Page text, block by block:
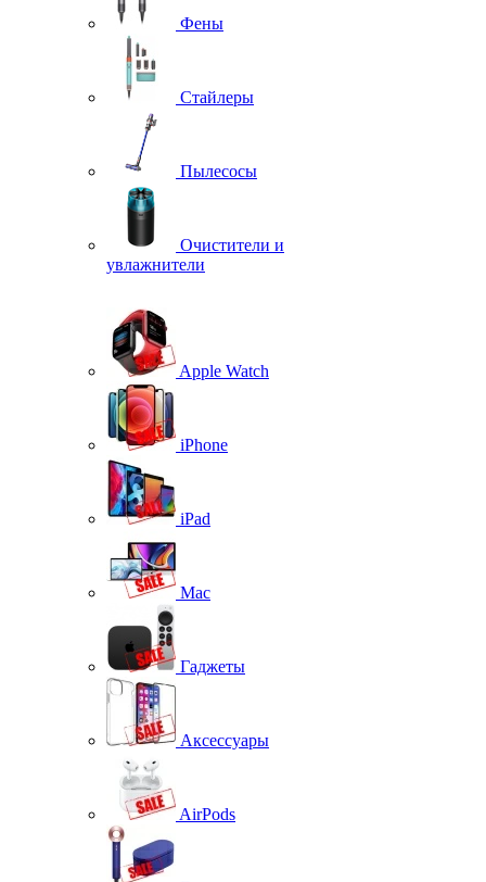
Фены
Стайлеры
Пылесосы
Очистители и
увлажнители
Apple Watch
iPhone
iPad
Mac
Гаджеты
Аксессуары
AirPods